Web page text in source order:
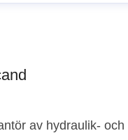
av hydraulik- och